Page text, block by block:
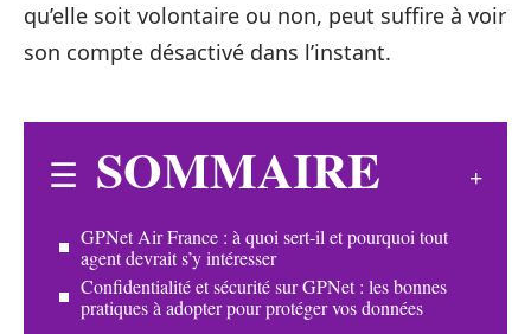
qu’elle soit volontaire ou non, peut suffire à voir
son compte désactivé dans l’instant.
SOMMAIRE
GPNet Air France : à quoi sert-il et pourquoi tout
agent devrait s’y intéresser
Confidentialité et sécurité sur GPNet : les bonnes
pratiques à adopter pour protéger vos données